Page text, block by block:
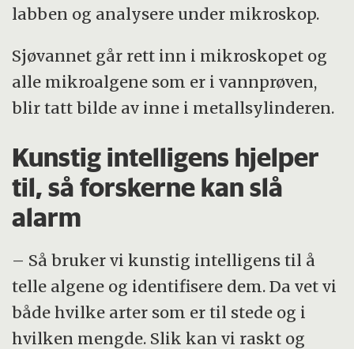
labben og analysere under mikroskop.
Sjøvannet går rett inn i mikroskopet og
alle mikroalgene som er i vannprøven,
blir tatt bilde av inne i metallsylinderen.
Kunstig intelligens hjelper
til, så forskerne kan slå
alarm
– Så bruker vi kunstig intelligens til å
telle algene og identifisere dem. Da vet vi
både hvilke arter som er til stede og i
hvilken mengde. Slik kan vi raskt og